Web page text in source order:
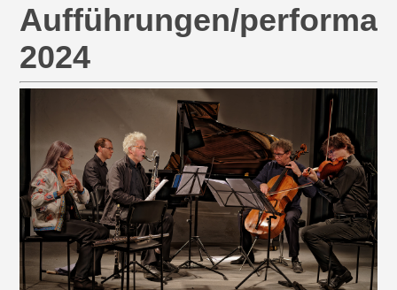
Aufführungen/
2024